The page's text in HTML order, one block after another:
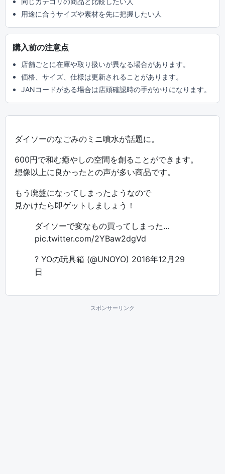
用途に合うサイズや素材を先に把握したい人
購入前の注意点
店舗ごとに在庫や取り扱いが異なる場合があります。
価格、サイズ、仕様は更新されることがあります。
JANコードがある場合は店頭確認時の手がかりになります。
ダイソーのなごみのミニ噴水が話題に。
600円で和む癒やしの空間を創ることができます。
想像以上に良かったとの声が多い商品です。
もう廃盤になってしまったようなので
見かけたら即ゲットしましょう！
ダイソーで変なもの買ってしまった…
pic.twitter.com/2YBaw2dgVd
? YOの玩具箱 (@UNOYO) 2016年12月29
日
スポンサーリンク